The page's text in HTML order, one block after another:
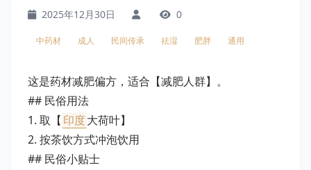
2025年12月30日 0
中药材 成人 民间传承 祛湿 肥胖 通用
这是药材减肥偏方，适合【减肥人群】。
## 民俗用法
1. 取【 印度大荷叶】
2. 按茶饮方式冲泡饮用
## 民俗小贴士